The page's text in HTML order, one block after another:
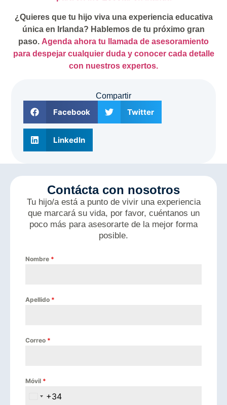
¿Quieres que tu hijo viva una experiencia educativa
única en Irlanda? Hablemos de tu próximo gran
paso. Agenda ahora tu llamada de asesoramiento
para despejar cualquier duda y conocer cada detalle
con nuestros expertos.
Compartir
Facebook Twitter
LinkedIn
Contácta con nosotros
Tu hijo/a está a punto de vivir una experiencia
que marcará su vida, por favor, cuéntanos un
poco más para asesorarte de la mejor forma
posible.
Nombre *
Apellido *
Correo *
Móvil *
Spain +34
+34